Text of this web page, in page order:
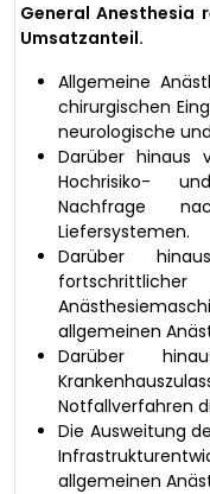
General Anesthesia
Umsatzanteil.
Allgemeine
chirurgischen
neurologische
Darüber hinaus
Hochrisiko-
Nachfrage
Liefersystemen.
Darüber
allgemeinen
Darüber
Notfallverfahren
Die Ausweitung
allgemeinen